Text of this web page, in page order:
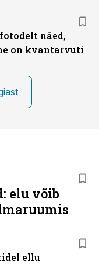
näed,
on kvantarvuti
elu võib
ellu